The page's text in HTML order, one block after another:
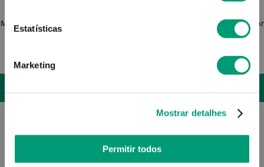
Estatísticas
Marketing
Mostrar detalhes
Permitir todos
g